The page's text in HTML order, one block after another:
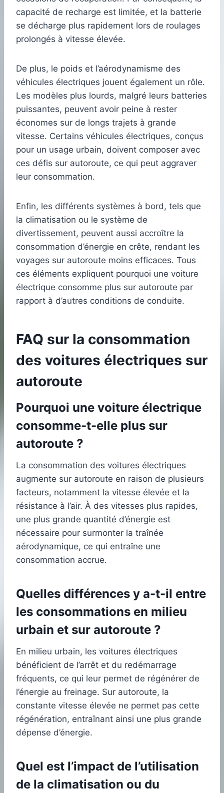
capacité de recharge est limitée, et la batterie
se décharge plus rapidement lors de roulages
prolongés à vitesse élevée.
De plus, le poids et l’aérodynamisme des
véhicules électriques jouent également un rôle.
Les modèles plus lourds, malgré leurs batteries
puissantes, peuvent avoir peine à rester
économes sur de longs trajets à grande
vitesse. Certains véhicules électriques, conçus
pour un usage urbain, doivent composer avec
ces défis sur autoroute, ce qui peut aggraver
leur consommation.
Enfin, les différents systèmes à bord, tels que
la climatisation ou le système de
divertissement, peuvent aussi accroître la
consommation d’énergie en crête, rendant les
voyages sur autoroute moins efficaces. Tous
ces éléments expliquent pourquoi une voiture
électrique consomme plus sur autoroute par
rapport à d’autres conditions de conduite.
FAQ sur la consommation
des voitures électriques sur
autoroute
Pourquoi une voiture électrique
consomme-t-elle plus sur
autoroute ?
La consommation des voitures électriques
augmente sur autoroute en raison de plusieurs
facteurs, notamment la vitesse élevée et la
résistance à l’air. À des vitesses plus rapides,
une plus grande quantité d’énergie est
nécessaire pour surmonter la traînée
aérodynamique, ce qui entraîne une
consommation accrue.
Quelles différences y a-t-il entre
les consommations en milieu
urbain et sur autoroute ?
En milieu urbain, les voitures électriques
bénéficient de l’arrêt et du redémarrage
fréquents, ce qui leur permet de régénérer de
l’énergie au freinage. Sur autoroute, la
constante vitesse élevée ne permet pas cette
régénération, entraînant ainsi une plus grande
dépense d’énergie.
Quel est l’impact de l’utilisation
de la climatisation ou du